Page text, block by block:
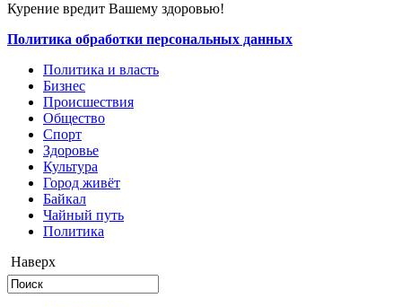
Курение вредит Вашему здоровью!
Политика обработки персональных данных
Политика и власть
Бизнес
Происшествия
Общество
Cпорт
Здоровье
Культура
Город живёт
Байкал
Чайный путь
Политика
Наверх